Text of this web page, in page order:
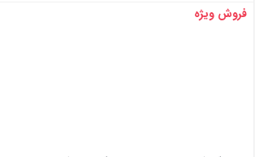
بستن
فروش ویژه